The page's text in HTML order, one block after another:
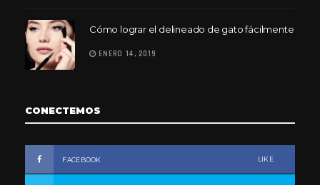
Cómo lograr el delineado de gato fácilmente
ENERO 14, 2019
CONECTEMOS
FACEBOOK LIKE